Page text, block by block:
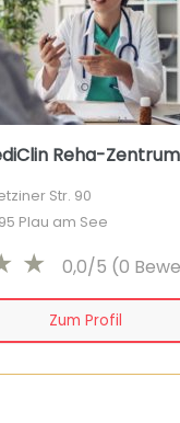
Reha-Zentrum
Str. 90
Plau am See
0,0/5 (0
Zum Profil